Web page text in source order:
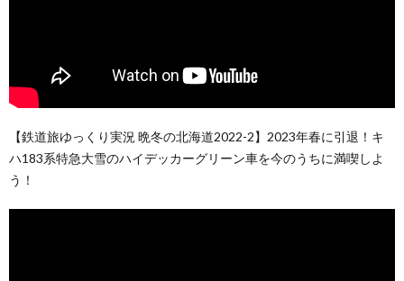
【鉄道旅ゆっくり実況 晩冬の北海道2022-2】2023年春に引退！キ
ハ183系特急大雪のハイデッカーグリーン車を今のうちに満喫しよ
う！